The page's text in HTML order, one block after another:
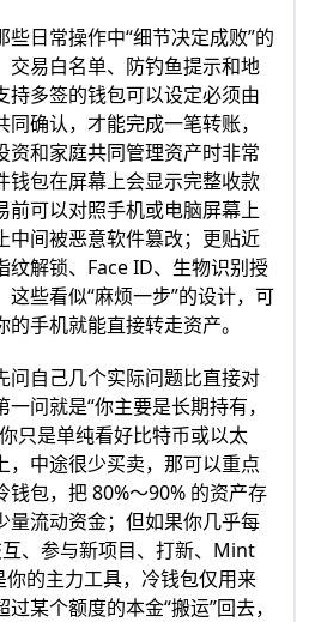
日常操作中“细节决定成败”的
交易白名单、防钓鱼提示和地
持多签的钱包可以设定必须由
确认，才能完成一笔转账，
资和家庭共同管理资产时非常
钱包在屏幕上会显示完整收款
前可以对照手机或电脑屏幕上
中间被恶意软件篡改；更贴近
纹解锁、Face ID、生物识别授
些看似“麻烦一步”的设计，可
手机就能直接转走资产。
问自己几个实际问题比直接对
问就是“你主要是长期持有，
只是单纯看好比特币或以太
，中途很少买卖，那可以重点
钱包，把 80%～90% 的资产存
量流动资金；但如果你几乎每
、参与新项目、打新、Mint
你的主力工具，冷钱包仅用来
某个额度的本金“搬运”回去，